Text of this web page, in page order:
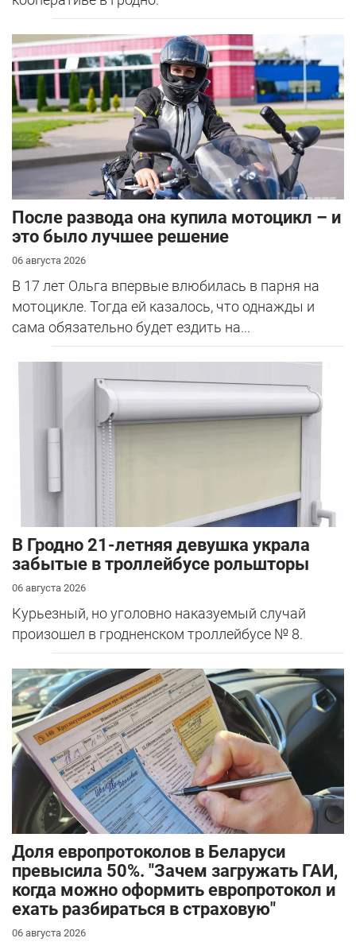
После развода она купила мотоцикл – и
это было лучшее решение
06 августа 2026
В 17 лет Ольга впервые влюбилась в парня на
мотоцикле. Тогда ей казалось, что однажды и
сама обязательно будет ездить на...
В Гродно 21-летняя девушка украла
забытые в троллейбусе рольшторы
06 августа 2026
Курьезный, но уголовно наказуемый случай
произошел в гродненском троллейбусе № 8.
Доля европротоколов в Беларуси
превысила 50%. "Зачем загружать ГАИ,
когда можно оформить европротокол и
ехать разбираться в страховую"
06 августа 2026